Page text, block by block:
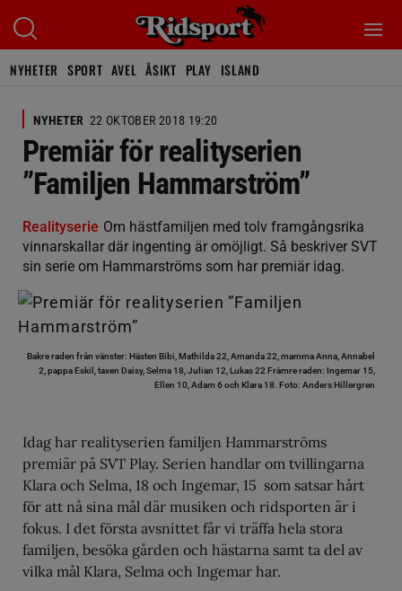
NYHETER SPORT AVEL ÅSIKT PLAY ISLAND
NYHETER 22 OKTOBER 2018 19:20
Premiär för realityserien
”Familjen Hammarström”
Realityserie Om hästfamiljen med tolv framgångsrika
vinnarskallar där ingenting är omöjligt. Så beskriver SVT
sin serie om Hammarströms som har premiär idag.
Bakre raden från vänster: Hästen Bibi, Mathilda 22, Amanda 22, mamma Anna, Annabel
2, pappa Eskil, taxen Daisy, Selma 18, Julian 12, Lukas 22 Främre raden: Ingemar 15,
Ellen 10, Adam 6 och Klara 18. Foto: Anders Hillergren
Idag har realityserien familjen Hammarströms
premiär på SVT Play. Serien handlar om tvillingarna
Klara och Selma, 18 och Ingemar, 15 som satsar hårt
för att nå sina mål där musiken och ridsporten är i
fokus. I det första avsnittet får vi träffa hela stora
familjen, besöka gården och hästarna samt ta del av
vilka mål Klara, Selma och Ingemar har.